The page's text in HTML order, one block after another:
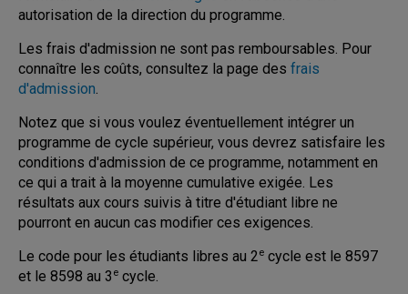
autorisation de la direction du programme.
Les frais d'admission ne sont pas remboursables. Pour
connaître les coûts, consultez la page des frais
d'admission.
Notez que si vous voulez éventuellement intégrer un
programme de cycle supérieur, vous devrez satisfaire les
conditions d'admission de ce programme, notamment en
ce qui a trait à la moyenne cumulative exigée. Les
résultats aux cours suivis à titre d'étudiant libre ne
pourront en aucun cas modifier ces exigences.
Le code pour les étudiants libres au 2e cycle est le 8597
et le 8598 au 3 e cycle.